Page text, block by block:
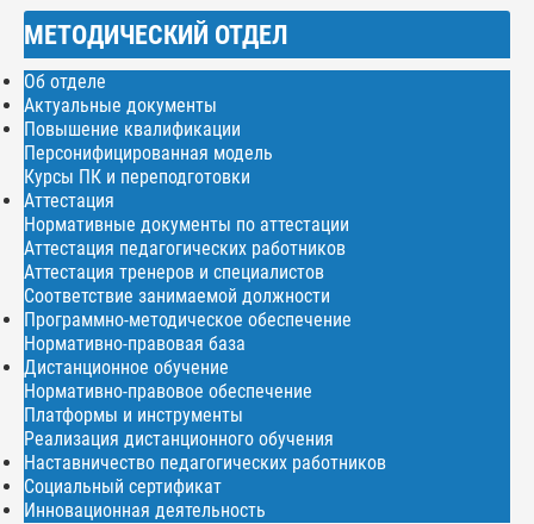
МЕТОДИЧЕСКИЙ ОТДЕЛ
Об отделе
Актуальные документы
Повышение квалификации
Персонифицированная модель
Курсы ПК и переподготовки
Аттестация
Нормативные документы по аттестации
Аттестация педагогических работников
Аттестация тренеров и специалистов
Соответствие занимаемой должности
Программно-методическое обеспечение
Нормативно-правовая база
Дистанционное обучение
Нормативно-правовое обеспечение
Платформы и инструменты
Реализация дистанционного обучения
Наставничество педагогических работников
Социальный сертификат
Инновационная деятельность